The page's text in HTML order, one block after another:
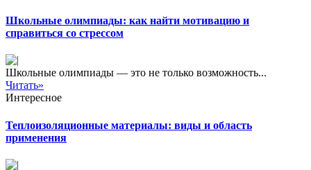
Школьные олимпиады: как найти мотивацию и
справиться со стрессом
Школьные олимпиады — это не только возможность...
Читать»
Интересное
Теплоизоляционные материалы: виды и область
применения